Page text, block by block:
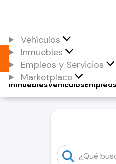
Vehículos
Inmuebles
Empleos y Servicios
Marketplace
Vehículos
Inmuebles